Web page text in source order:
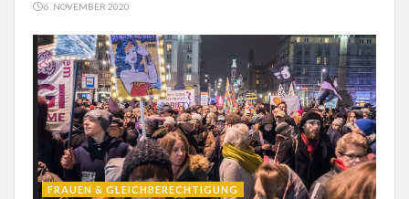
6. NOVEMBER 2020
FRAUEN & GLEICHBERECHTIGUNG